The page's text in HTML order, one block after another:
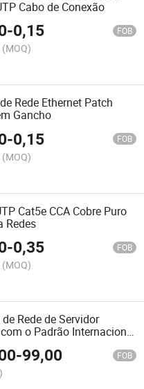
Cabo de Conexão
-0,15 FOB
(MOQ)
Rede Ethernet Patch
Gancho
-0,15 FOB
(MOQ)
Cat5e CCA Cobre Puro
Redes
-0,35 FOB
(MOQ)
Rede de Servidor
o Padrão Internacional
-99,00 FOB